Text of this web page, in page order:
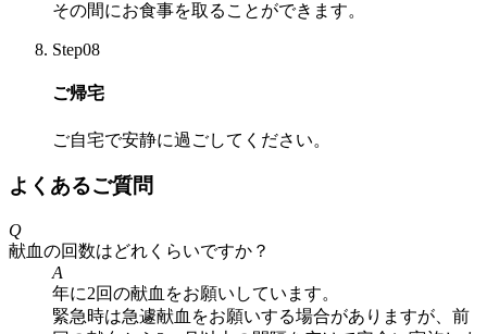
その間にお食事を取ることができます。
Step08
ご帰宅
ご自宅で安静に過ごしてください。
よくあるご質問
Q
献血の回数はどれくらいですか？
A
年に2回の献血をお願いしています。
緊急時は急遽献血をお願いする場合がありますが、前